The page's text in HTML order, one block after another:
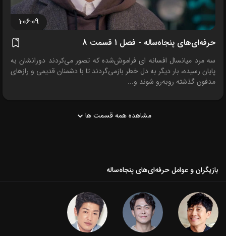
1:06:09
حرفه‌ای‌های پنجاه‌ساله - فصل 1 قسمت 8
سه مرد میانسال افسانه ای فراموش‌شده که تصور می‌کردند دورانشان به
پایان رسیده، بار دیگر به دل خطر بازمی‌گردند تا با دشمنان قدیمی و رازهای
مدفون گذشته روبه‌رو شوند و...
مشاهده همه قسمت ها
بازیگران و عوامل حرفه‌ای‌های پنجاه‌ساله